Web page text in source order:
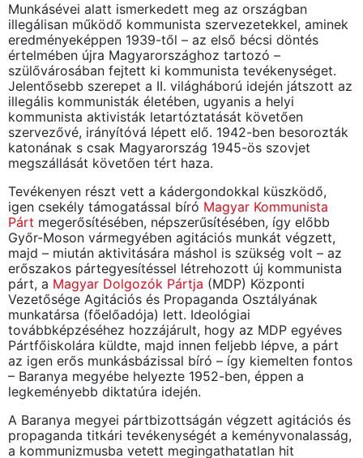
Munkásévei alatt ismerkedett meg az országban
illegálisan működő kommunista szervezetekkel, aminek
eredményeképpen 1939-től – az első bécsi döntés
értelmében újra Magyarországhoz tartozó –
szülővárosában fejtett ki kommunista tevékenységet.
Jelentősebb szerepet a II. világháború idején játszott az
illegális kommunisták életében, ugyanis a helyi
kommunista aktivisták letartóztatását követően
szervezővé, irányítóvá lépett elő. 1942-ben besorozták
katonának s csak Magyarország 1945-ös szovjet
megszállását követően tért haza.
Tevékenyen részt vett a kádergondokkal küszködő,
igen csekély támogatással bíró Magyar Kommunista
Párt megerősítésében, népszerűsítésében, így előbb
Győr-Moson vármegyében agitációs munkát végzett,
majd – miután aktivitására máshol is szükség volt – az
erőszakos pártegyesítéssel létrehozott új kommunista
párt, a Magyar Dolgozók Pártja (MDP) Központi
Vezetősége Agitációs és Propaganda Osztályának
munkatársa (főelőadója) lett. Ideológiai
továbbképzéséhez hozzájárult, hogy az MDP egyéves
Pártfőiskolára küldte, majd innen feljebb lépve, a párt
az igen erős munkásbázissal bíró – így kiemelten fontos
– Baranya megyébe helyezte 1952-ben, éppen a
legkeményebb diktatúra idején.
A Baranya megyei pártbizottságán végzett agitációs és
propaganda titkári tevékenységét a keményvonalasság,
a kommunizmusba vetett megingathatatlan hit